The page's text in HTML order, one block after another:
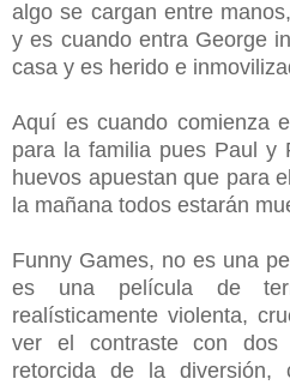
algo se cargan entre
y es cuando entra George
casa y es herido e
Aquí es cuando comienza
para la familia pues Paul y
huevos apuestan que para
la mañana todos estarán
Funny Games, no es una
es una película de
realísticamente violenta,
ver el contraste con dos
retorcida de la diversión,